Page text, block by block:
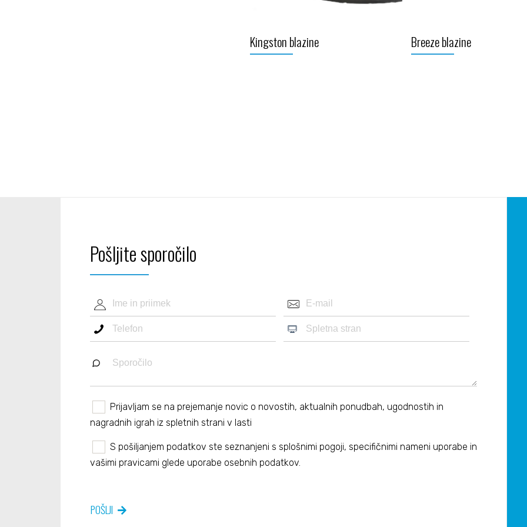
Kingston blazine Breeze blazine
Pošljite sporočilo
Prijavljam se na prejemanje novic o novostih, aktualnih ponudbah, ugodnostih in
nagradnih igrah iz spletnih strani v lasti
S pošiljanjem podatkov ste seznanjeni s splošnimi pogoji, specifičnimi nameni uporabe in
vašimi pravicami glede uporabe osebnih podatkov.
POŠLJI